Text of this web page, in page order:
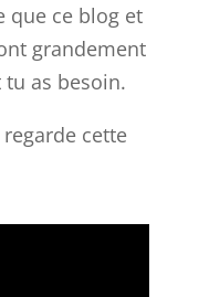
que ce blog et
grandement
tu as besoin.
cette